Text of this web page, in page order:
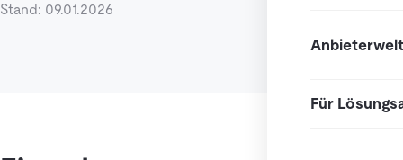
Anbieterwelt
Für
Stand: 09.01.2026